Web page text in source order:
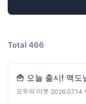
Total 466
🍟 오늘 출시! 맥도
모두의 마켓 2026.07.14